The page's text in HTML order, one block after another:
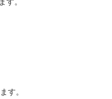
す。